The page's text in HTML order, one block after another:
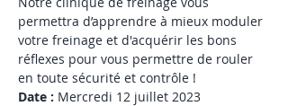
permettra d’apprendre à mieux moduler
votre freinage et d'acquérir les bons
réflexes pour vous permettre de rouler
en toute sécurité et contrôle !
Date : Mercredi 12 juillet 2023